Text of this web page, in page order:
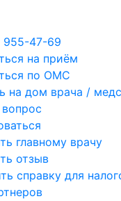
955-47-69
на приём
по ОМС
на дом врача /
главному врачу
отзыв
справку для